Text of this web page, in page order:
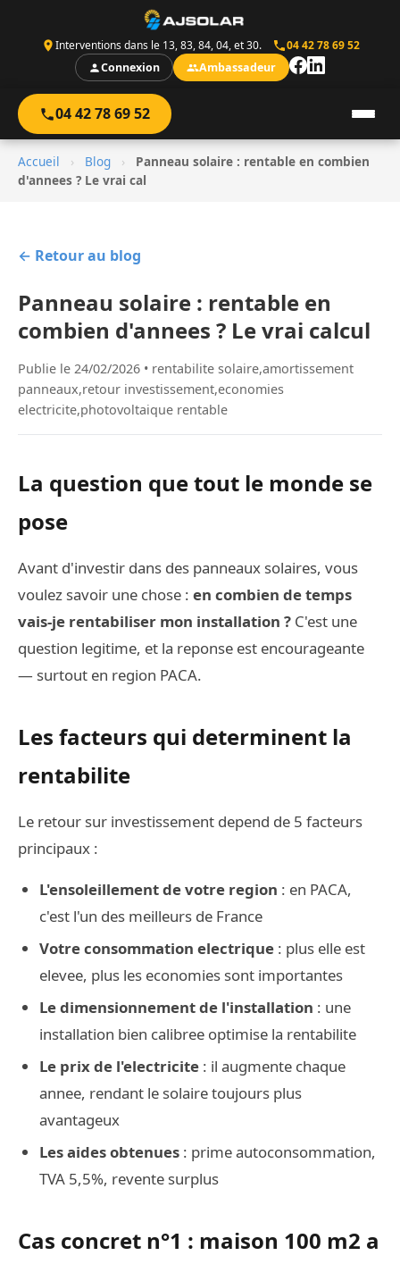
Interventions dans le 13, 83, 84, 04, et 30.
04 42 78 69 52
Connexion
Ambassadeur
04 42 78 69 52
Accueil › Blog ›
Panneau solaire : rentable en combien
d'annees ? Le vrai cal
← Retour au blog
Panneau solaire : rentable en
combien d'annees ? Le vrai calcul
Publie le 24/02/2026 • rentabilite solaire,amortissement
panneaux,retour investissement,economies
electricite,photovoltaique rentable
La question que tout le monde se
pose
Avant d'investir dans des panneaux solaires, vous
voulez savoir une chose : en combien de temps
vais-je rentabiliser mon installation ? C'est une
question legitime, et la reponse est encourageante
— surtout en region PACA.
Les facteurs qui determinent la
rentabilite
Le retour sur investissement depend de 5 facteurs
principaux :
L'ensoleillement de votre region : en PACA,
c'est l'un des meilleurs de France
Votre consommation electrique : plus elle est
elevee, plus les economies sont importantes
Le dimensionnement de l'installation : une
installation bien calibree optimise la rentabilite
Le prix de l'electricite : il augmente chaque
annee, rendant le solaire toujours plus
avantageux
Les aides obtenues : prime autoconsommation,
TVA 5,5%, revente surplus
Cas concret n°1 : maison 100 m2 a